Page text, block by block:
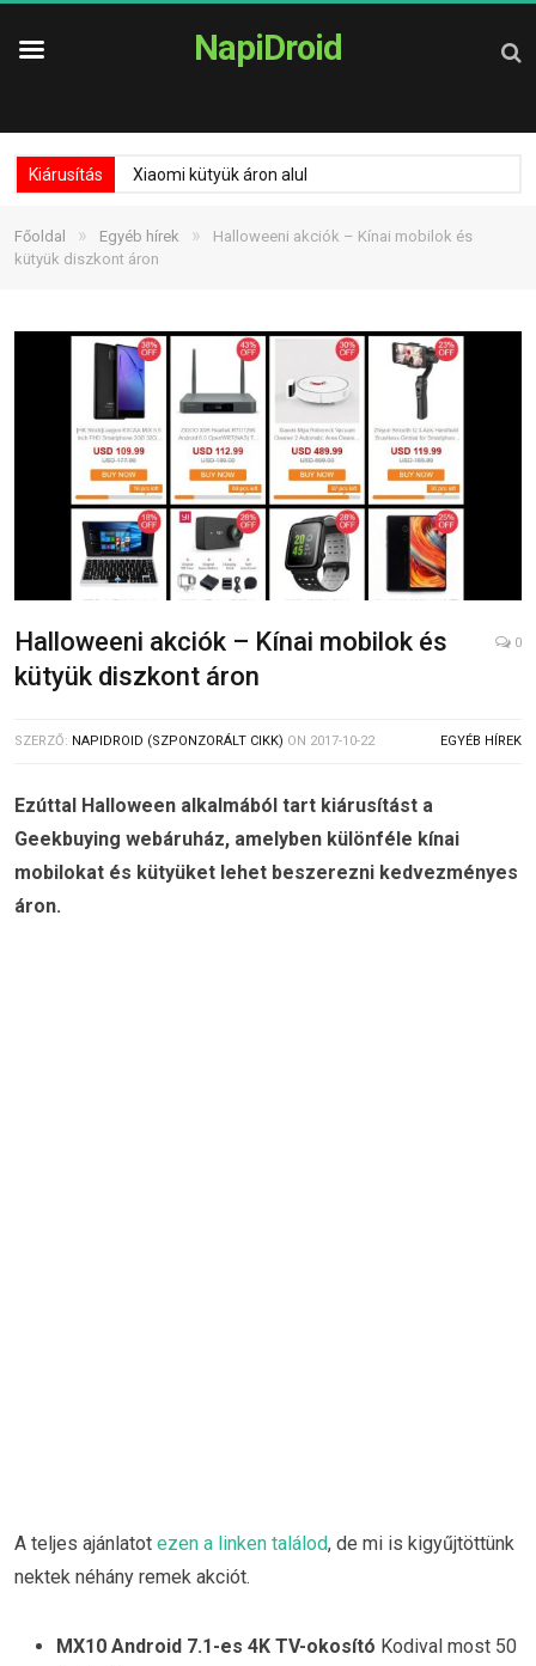
NapiDroid
Kiárusítás Xiaomi kütyük áron alul
Főoldal » Egyéb hírek »
Halloweeni akciók – Kínai mobilok és
kütyük diszkont áron
Halloweeni akciók – Kínai mobilok és
kütyük diszkont áron
0
SZERZŐ: NAPIDROID (SZPONZORÁLT CIKK) ON 2017-10-22 EGYÉB HÍREK
Ezúttal Halloween alkalmából tart kiárusítást a
Geekbuying webáruház, amelyben különféle kínai
mobilokat és kütyüket lehet beszerezni kedvezményes
áron.
A teljes ajánlatot ezen a linken találod, de mi is kigyűjtöttünk
nektek néhány remek akciót.
MX10 Android 7.1-es 4K TV-okosító Kodival most 50